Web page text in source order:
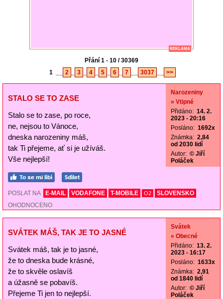
REKLAMA
Přání 1 - 10 / 30369
1
2 3 4 5 6 7 3037 >>
STALO SE TO ZASE
Stalo se to zase, po roce,
ne, nejsou to Vánoce,
dneska narozeniny máš,
tak Ti přejeme, ať si je užíváš.
Vše nejlepší!
Narozeniny
» Vtipné
Přidáno: 14. 2.
2023 - 20:16
Posláno: 1692x
Známka: 2,84
od 2030 lidí
Autor: © Jiří
Poláček
POSLAT NA E-MAIL VODAFONE T-MOBILE O2
SLOVENSKO
OHODNOCENO
SVÁTEK MÁŠ, TAK JE TO JASNÉ
Svátek máš, tak je to jasné,
že to dneska bude krásné,
že to skvěle oslavíš
a úžasně se pobavíš.
Přejeme Ti jen to nejlepší.
Svátek
» Obecné
Přidáno: 13. 2.
2023 - 16:17
Posláno: 1633x
Známka: 2,91
od 1840 lidí
Autor: © Jiří
Poláček